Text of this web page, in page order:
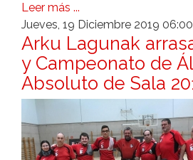
Leer más ...
Jueves, 19 Diciembre 2019 06:00
Arku Lagunak
y Campeonato de
Absoluto de Sala